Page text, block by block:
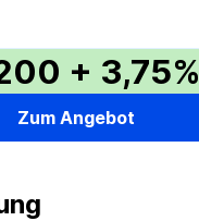
+ 3,75%
Zum Angebot